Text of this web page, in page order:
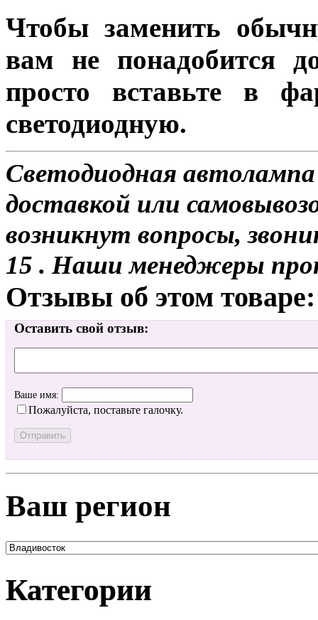
Чтобы заменить
вам не понадобится
просто вставьте в
светодиодную.
Светодиодная
доставкой или
возникнут вопросы,
15 . Наши менеджеры
Отзывы об этом товаре:
Оставить свой отзыв:
Ваше имя:
Пожалуйста, поставьте галочку.
Ваш регион
Категории